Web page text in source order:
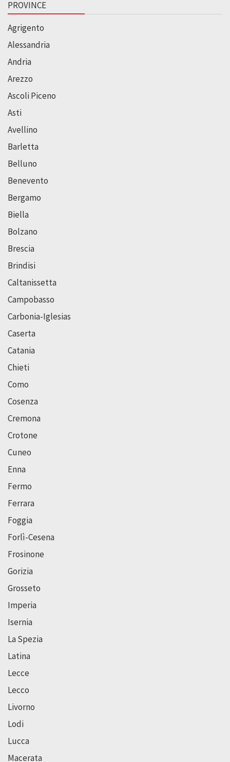
PROVINCE
Agrigento
Alessandria
Andria
Arezzo
Ascoli Piceno
Asti
Avellino
Barletta
Belluno
Benevento
Bergamo
Biella
Bolzano
Brescia
Brindisi
Caltanissetta
Campobasso
Carbonia-Iglesias
Caserta
Catania
Chieti
Como
Cosenza
Cremona
Crotone
Cuneo
Enna
Fermo
Ferrara
Foggia
Forlì-Cesena
Frosinone
Gorizia
Grosseto
Imperia
Isernia
La Spezia
Latina
Lecce
Lecco
Livorno
Lodi
Lucca
Macerata